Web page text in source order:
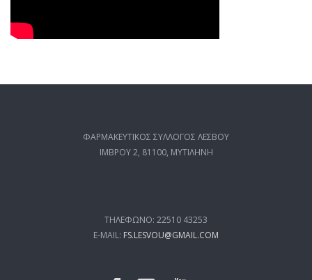
ΦΑΡΜΑΚΕΥΤΙΚΟΣ ΣΥΛΛΟΓΟΣ ΛΕΣΒΟΥ
ΙΜΒΡΟΥ 2, 81100, ΜΥΤΙΛΗΝΗ
ΤΗΛΕΦΩΝΟ: 22510 43253
E-MAIL: FS.LESVOU@GMAIL.COM